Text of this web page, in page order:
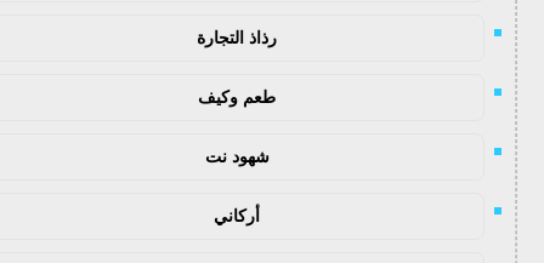
رذاذ التجارة
طعم وكيف
شهود نت
أركاني